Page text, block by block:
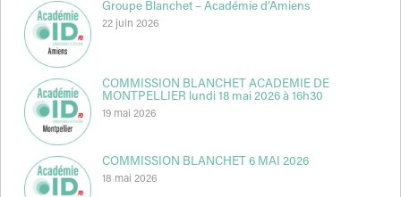
Groupe Blanchet – Académie d’Amiens
22 juin 2026
COMMISSION BLANCHET ACADEMIE DE
MONTPELLIER lundi 18 mai 2026 à 16h30
19 mai 2026
COMMISSION BLANCHET 6 MAI 2026
18 mai 2026